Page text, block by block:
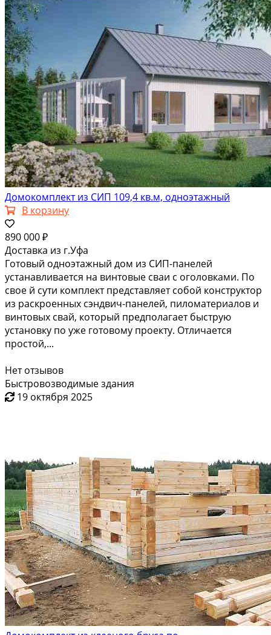
Домокомплект из СИП 109,4 кв.м, одноэтажный
В корзину
890 000 ₽
Доставка из г.Уфа
Готовый одноэтажный дом из СИП-панелей
устанавливается на винтовые сваи с оголовками. По
свое й сути комплект представляет собой конструктор
из раскроенных сэндвич-панелей, пиломатериалов и
винтовых свай, который предполагает быструю
установку по уже готовому проекту. Отличается
простой,...
Нет отзывов
Быстровозводимые здания
19 октября 2025